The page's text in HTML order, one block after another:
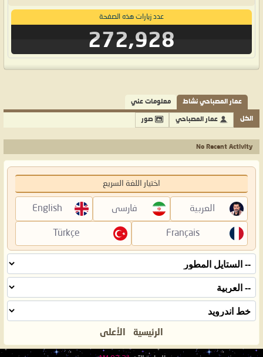
عدد زيارات هذه الصفحة
272,928
عمار المصباحي نشاط معلومات عني
الكل عمار المصباحي صور
No Recent Activity
اختيار اللغة السريع
العربية فارسی English
Français
Türkçe
الرئيسية الأعلى